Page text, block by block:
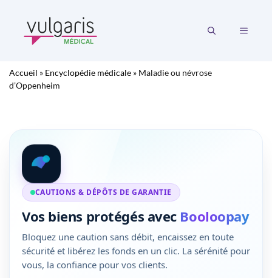
contenu
MENU
Accueil » Encyclopédie médicale » Maladie ou névrose
d’Oppenheim
CAUTIONS & DÉPÔTS DE GARANTIE
Vos biens protégés avec Booloopay
Bloquez une caution sans débit, encaissez en toute
sécurité et libérez les fonds en un clic. La sérénité pour
vous, la confiance pour vos clients.